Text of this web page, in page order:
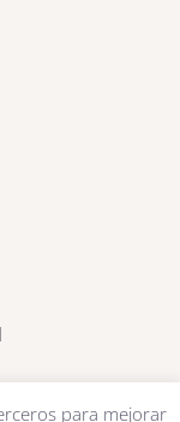
para mejorar